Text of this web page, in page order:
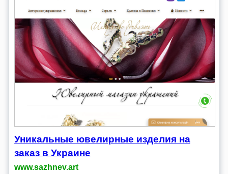
Уникальные ювелирные изделия на
заказ в Украине
www.sazhnev.art